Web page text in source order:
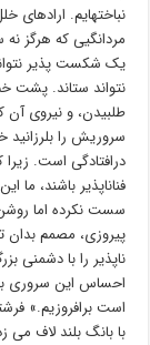
نباختهایم. ارادهای
مردانگیی که هرگز
یک شکست پذیر
نتواند ستاند. پشت
طلبیدن، و نیروی آن
سروریش را
درافتادگی است.
فناناپذیر باشند، ما
سست نکرده اما
پیروزی، مصمم بدان
ناپذیر را با دشمنی
احساس این سروری
است برافروزیم.»
با بانگ بلند لاف می